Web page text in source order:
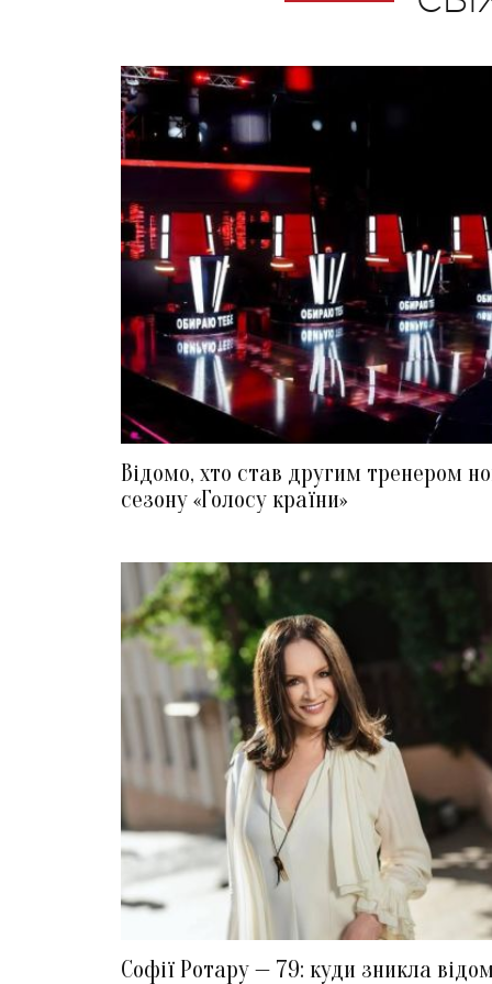
Відомо, хто став другим тренером
сезону «Голосу країни»
Софії Ротару — 79: куди зникла